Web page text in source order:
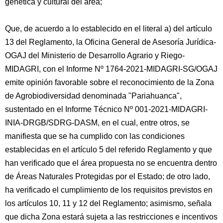
genética y cultural del área;
Que, de acuerdo a lo establecido en el literal a) del artículo
13 del Reglamento, la Oficina General de Asesoría Jurídica-
OGAJ del Ministerio de Desarrollo Agrario y Riego-
MIDAGRI, con el Informe Nº 1764-2021-MIDAGRI-SG/OGAJ
emite opinión favorable sobre el reconocimiento de la Zona
de Agrobiodiversidad denominada "Pariahuanca",
sustentado en el Informe Técnico Nº 001-2021-MIDAGRI-
INIA-DRGB/SDRG-DASM, en el cual, entre otros, se
manifiesta que se ha cumplido con las condiciones
establecidas en el artículo 5 del referido Reglamento y que
han verificado que el área propuesta no se encuentra dentro
de Áreas Naturales Protegidas por el Estado; de otro lado,
ha verificado el cumplimiento de los requisitos previstos en
los artículos 10, 11 y 12 del Reglamento; asimismo, señala
que dicha Zona estará sujeta a las restricciones e incentivos